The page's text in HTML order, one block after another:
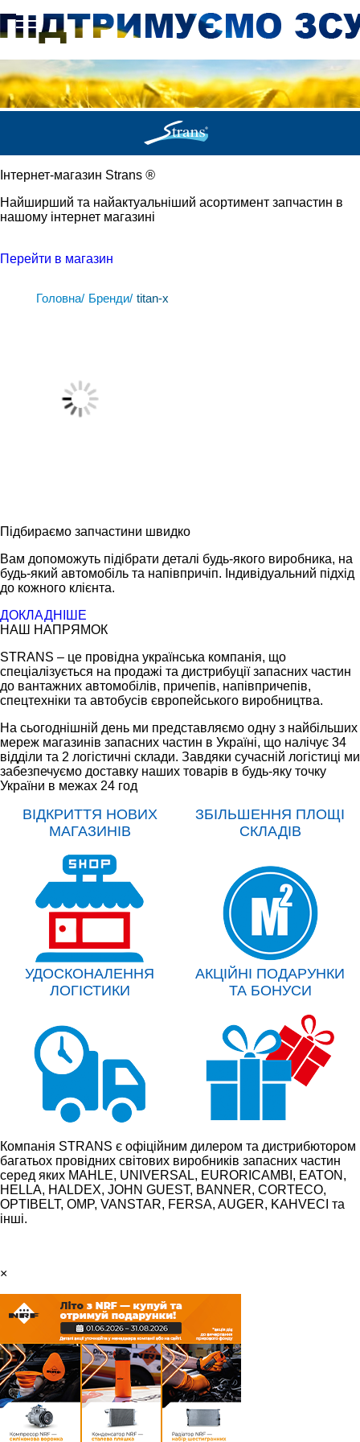
Iнтернет-магазин Strans ®
Найширший та найактуальніший асортимент запчастин в
нашому інтернет магазині
Перейти в магазин
Головна/ Бренди/ titan-x
Підбираємо запчастини швидко
Вам допоможуть підібрати деталі будь-якого виробника, на
будь-який автомобіль та напівпричіп. Індивідуальний підхід
до кожного клієнта.
ДОКЛАДНІШЕ
НАШ НАПРЯМОК
STRANS – це провідна українська компанія, що
спеціалізується на продажі та дистрибуції запасних частин
до вантажних автомобілів, причепів, напівпричепів,
спецтехніки та автобусів європейського виробництва.
На сьогоднішній день ми представляємо одну з найбільших
мереж магазинів запасних частин в Україні, що налічує 34
відділи та 2 логістичні склади. Завдяки сучасній логістиці ми
забезпечуємо доставку наших товарів в будь-яку точку
України в межах 24 год
ВІДКРИТТЯ НОВИХ
МАГАЗИНІВ
ЗБІЛЬШЕННЯ ПЛОЩІ
СКЛАДІВ
УДОСКОНАЛЕННЯ
ЛОГІСТИКИ
АКЦІЙНІ ПОДАРУНКИ
ТА БОНУСИ
Компанія STRANS є офіційним дилером та дистрибютором
багатьох провідних світових виробників запасних частин
серед яких MAHLE, UNIVERSAL, EURORICAMBI, EATON,
HELLA, HALDEX, JOHN GUEST, BANNER, CORTECO,
OPTIBELT, OMP, VANSTAR, FERSA, AUGER, KAHVECI та
інші.
×